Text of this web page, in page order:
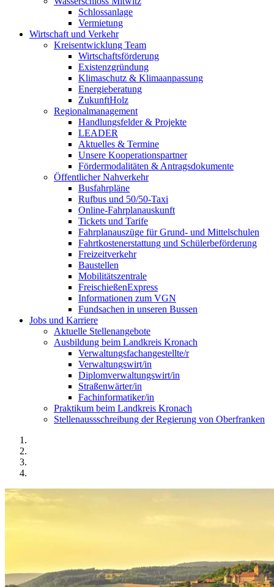
Schlossanlage
Vermietung
Wirtschaft und Verkehr
Kreisentwicklung Team
Wirtschaftsförderung
Existenzgründung
Klimaschutz & Klimaanpassung
Energieberatung
ZukunftHolz
Regionalmanagement
Handlungsfelder & Projekte
LEADER
Aktuelles & Termine
Unsere Kooperationspartner
Fördermodalitäten & Antragsdokumente
Öffentlicher Nahverkehr
Busfahrpläne
Rufbus und 50/50-Taxi
Online-Fahrplanauskunft
Tickets und Tarife
Fahrplanauszüge für Grund- und Mittelschulen
Fahrtkostenerstattung und Schülerbeförderung
Freizeitverkehr
Baustellen
Mobilitätszentrale
FreischießenExpress
Informationen zum VGN
Fundsachen in unseren Bussen
Jobs und Karriere
Aktuelle Stellenangebote
Ausbildung beim Landkreis Kronach
Verwaltungsfachangestellte/r
Verwaltungswirt/in
Diplomverwaltungswirt/in
Straßenwärter/in
Fachinformatiker/in
Praktikum beim Landkreis Kronach
Stellenaussschreibung der Regierung von Oberfranken